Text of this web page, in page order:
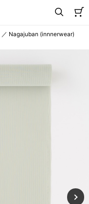
／ Nagajuban (innnerwear)